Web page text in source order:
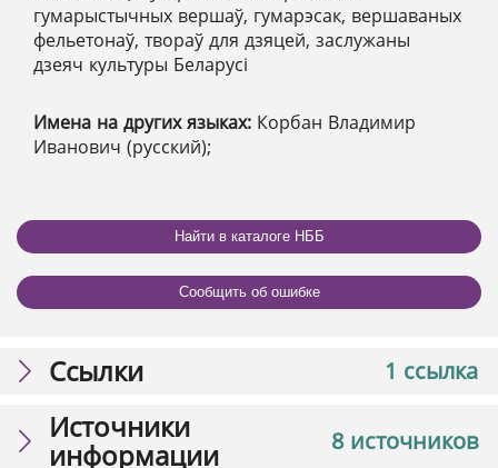
гумарыстычных вершаў, гумарэсак, вершаваных
фельетонаў, твораў для дзяцей, заслужаны
дзеяч культуры Беларусі
Имена на других языках: Корбан Владимир
Иванович (русский);
Найти в каталоге НББ
Сообщить об ошибке
1 ссылка
Ссылки
8 источников
Источники
информации